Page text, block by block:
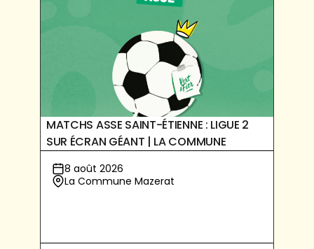
MATCHS ASSE SAINT-ÉTIENNE : LIGUE 2
SUR ÉCRAN GÉANT | LA COMMUNE
8 août 2026
La Commune Mazerat